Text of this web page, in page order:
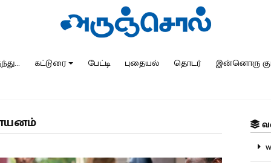
கட்டுரை பேட்டி புதையல் தொடர் இன்னொரு